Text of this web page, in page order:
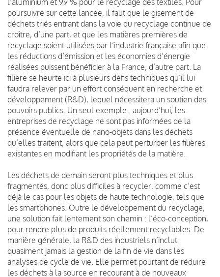
poursuivre sur cette lancée, il faut que le gisement de
déchets triés entrant dans la voie du recyclage continue de
croître, d’une part, et que les matières premières de
recyclage soient utilisées par l’industrie française afin que
les réductions d’émission et les économies d’énergie
réalisées puissent bénéficier à la France, d’autre part. La
filière se heurte ici à plusieurs défis techniques qu’il lui
faudra relever par un effort conséquent en recherche et
développement (R&D), lequel nécessitera un soutien des
pouvoirs publics. Un seul exemple : aujourd’hui, les
entreprises de recyclage ne sont pas informées de la
présence éventuelle de nano-objets dans les déchets
qu’elles traitent, alors que cela peut perturber les filières
existantes en modifiant les propriétés de la matière.
Les déchets de demain seront plus techniques et plus
fragmentés, donc plus difficiles à recycler, comme c’est
déjà le cas pour les objets de haute technologie, tels que
les smartphones. Outre le développement du recyclage,
une solution fait lentement son chemin : l’éco-conception,
pour rendre plus de produits réellement recyclables. De
manière générale, la R&D des industriels n’inclut
quasiment jamais la gestion de la fin de vie dans les
analyses de cycle de vie. Elle permet pourtant de réduire
les déchets à la source en recourant à de nouveaux